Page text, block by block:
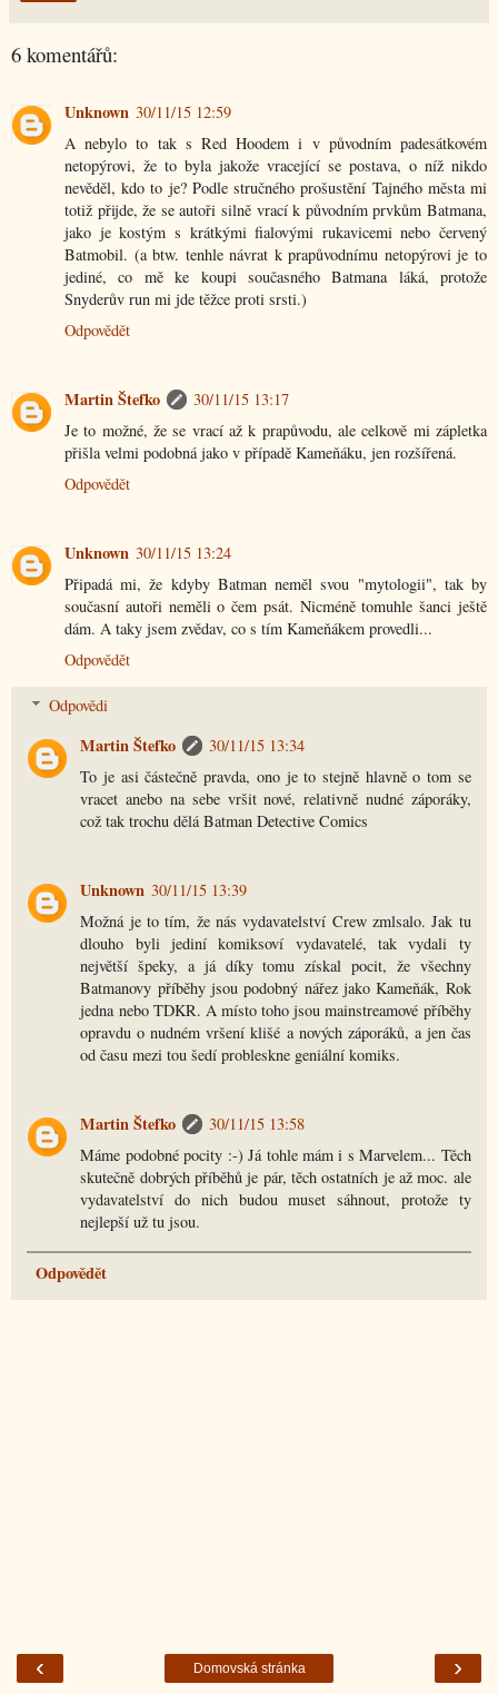
6 komentářů:
Unknown 30/11/15 12:59
A nebylo to tak s Red Hoodem i v původním padesátkovém
netopýrovi, že to byla jakože vracející se postava, o níž nikdo
nevěděl, kdo to je? Podle stručného prošustění Tajného města mi
totiž přijde, že se autoři silně vrací k původním prvkům Batmana,
jako je kostým s krátkými fialovými rukavicemi nebo červený
Batmobil. (a btw. tenhle návrat k prapůvodnímu netopýrovi je to
jediné, co mě ke koupi současného Batmana láká, protože
Snyderův run mi jde těžce proti srsti.)
Odpovědět
Martin Štefko
30/11/15 13:17
Je to možné, že se vrací až k prapůvodu, ale celkově mi zápletka
přišla velmi podobná jako v případě Kameňáku, jen rozšířená.
Odpovědět
Unknown 30/11/15 13:24
Připadá mi, že kdyby Batman neměl svou "mytologii", tak by
současní autoři neměli o čem psát. Nicméně tomuhle šanci ještě
dám. A taky jsem zvědav, co s tím Kameňákem provedli...
Odpovědět
Odpovědi
Martin Štefko
30/11/15 13:34
To je asi částečně pravda, ono je to stejně hlavně o tom se
vracet anebo na sebe vršit nové, relativně nudné záporáky,
což tak trochu dělá Batman Detective Comics
Unknown 30/11/15 13:39
Možná je to tím, že nás vydavatelství Crew zmlsalo. Jak tu
dlouho byli jediní komiksoví vydavatelé, tak vydali ty
největší špeky, a já díky tomu získal pocit, že všechny
Batmanovy příběhy jsou podobný nářez jako Kameňák, Rok
jedna nebo TDKR. A místo toho jsou mainstreamové příběhy
opravdu o nudném vršení klišé a nových záporáků, a jen čas
od času mezi tou šedí probleskne geniální komiks.
Martin Štefko
30/11/15 13:58
Máme podobné pocity :-) Já tohle mám i s Marvelem... Těch
skutečně dobrých příběhů je pár, těch ostatních je až moc. ale
vydavatelství do nich budou muset sáhnout, protože ty
nejlepší už tu jsou.
Odpovědět
‹ ›
Domovská stránka